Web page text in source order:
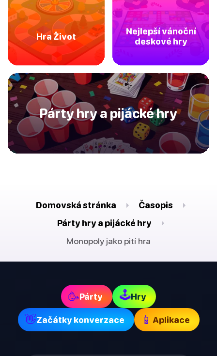
Hra Život
Nejlepší vánoční
deskové hry
Párty hry a pijácké hry
Domovská stránka
Časopis
Párty hry a pijácké hry
Monopoly jako pití hra
🥳Párty 🕹Hry
👋Začátky konverzace 📱 Aplikace